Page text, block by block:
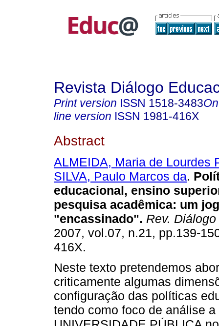
Revista Diálogo
Print version ISSN 1518-3483
line version ISSN 1981-416X
Abstract
ALMEIDA, Maria de Lourdes
SILVA, Paulo Marcos da.
educacional, ensino
pesquisa acadêmica: um
"encassinado". Rev.
2007, vol.07, n.21, pp.139-
416X.
Neste texto pretendemos
criticamente algumas
configuração das políticas
tendo como foco de análise